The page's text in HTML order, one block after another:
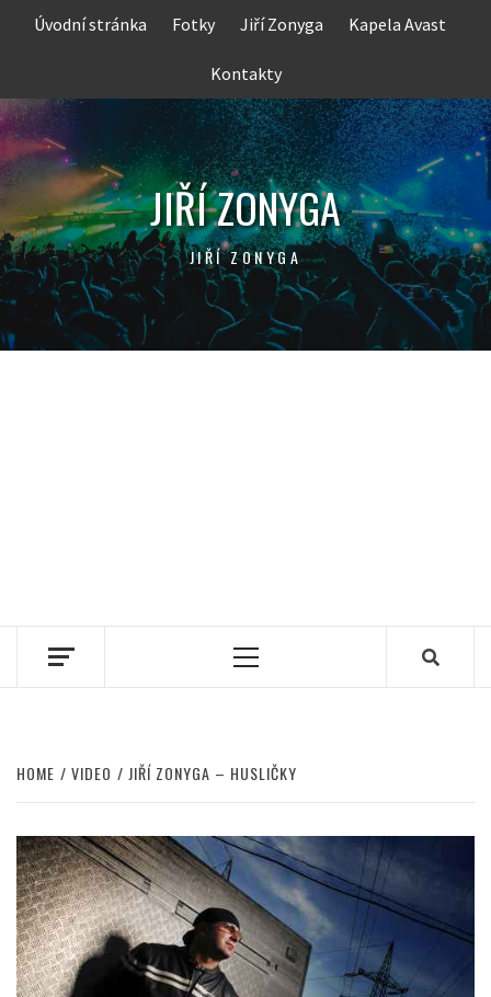
Úvodní stránka Fotky Jiří Zonyga Kapela Avast
Kontakty
JIŘÍ ZONYGA
JIŘÍ ZONYGA
Primary
HOME VIDEO JIŘÍ ZONYGA – HUSLIČKY